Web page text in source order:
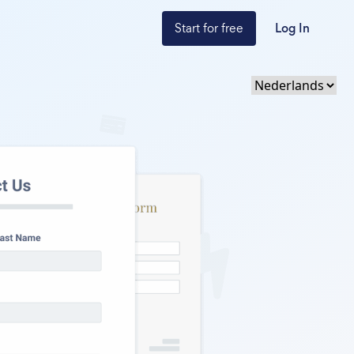
Start for free Log In